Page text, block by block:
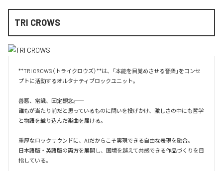
TRI CROWS
**TRI CROWS（トライクロウズ）**は、「本能を目覚めさせる音楽」をコンセ
プトに活動するオルタナティブロックユニット。
善悪、常識、固定観念――。
誰もが当たり前だと思っているものに問いを投げかけ、激しさの中にも哲学
と物語を織り込んだ楽曲を届ける。
重厚なロックサウンドに、AIだからこそ実現できる自由な表現を融合。
日本語版・英語版の両方を展開し、国境を越えて共感できる作品づくりを目
指している。